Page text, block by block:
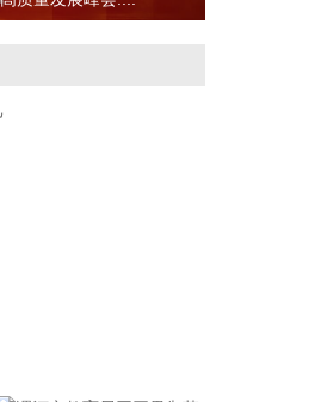
，截至8月5日公开的
44股，合计持有2.64亿
。 从单只个股持股市